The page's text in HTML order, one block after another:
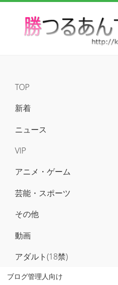
TOP
新着
ニュース
VIP
アニメ・ゲーム
芸能・スポーツ
その他
動画
アダルト(18禁)
ブログ管理人向け